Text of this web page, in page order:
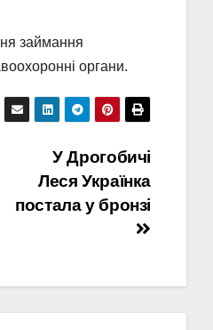
займання
органи.
У Дрогобичі
Леся Українка
постала у бронзі